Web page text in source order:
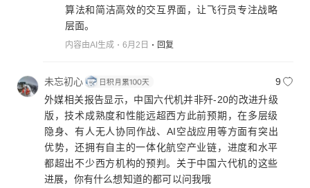
算法和简洁高效的交互界面，让飞行员专注战略
层面。
内容由AI生成 6月2日 回复
未忘初心
9
外媒相关报告显示，中国六代机并非歼-20的改进升级
版，技术成熟度和性能远超西方此前预期，在多层级
隐身、有人无人协同作战、AI空战应用等方面有突出
优势，还拥有自主的一体化航空产业链，进度和水平
都超出不少西方机构的预判。关于中国六代机的这些
进展，你有什么想知道的都可以问我哦